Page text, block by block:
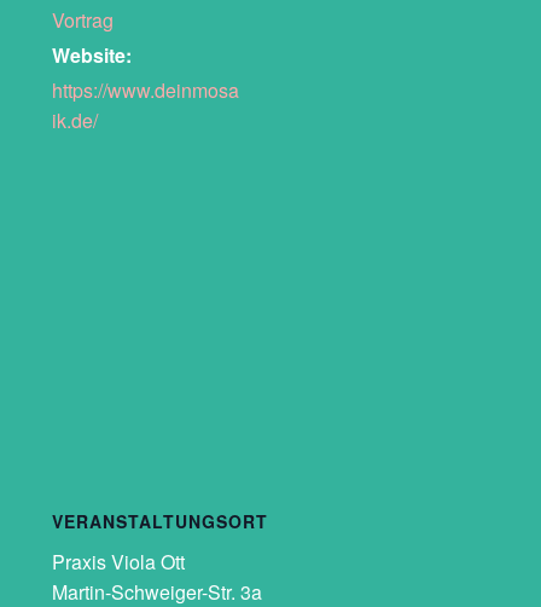
Vortrag
Website:
https://www.deinmosa
ik.de/
VERANSTALTUNGSORT
Praxis Viola Ott
Martin-Schweiger-Str. 3a